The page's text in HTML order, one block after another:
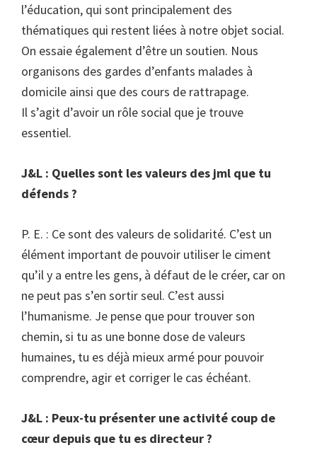
l’éducation, qui sont principalement des
thématiques qui restent liées à notre objet social.
On essaie également d’être un soutien. Nous
organisons des gardes d’enfants malades à
domicile ainsi que des cours de rattrapage.
Il s’agit d’avoir un rôle social que je trouve
essentiel.
J&L : Quelles sont les valeurs des jml que tu
défends ?
P. E. : Ce sont des valeurs de solidarité. C’est un
élément important de pouvoir utiliser le ciment
qu’il y a entre les gens, à défaut de le créer, car on
ne peut pas s’en sortir seul. C’est aussi
l’humanisme. Je pense que pour trouver son
chemin, si tu as une bonne dose de valeurs
humaines, tu es déjà mieux armé pour pouvoir
comprendre, agir et corriger le cas échéant.
J&L : Peux-tu présenter une activité coup de
cœur depuis que tu es directeur ?